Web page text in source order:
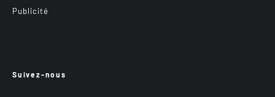
Publicité
Suivez-nous